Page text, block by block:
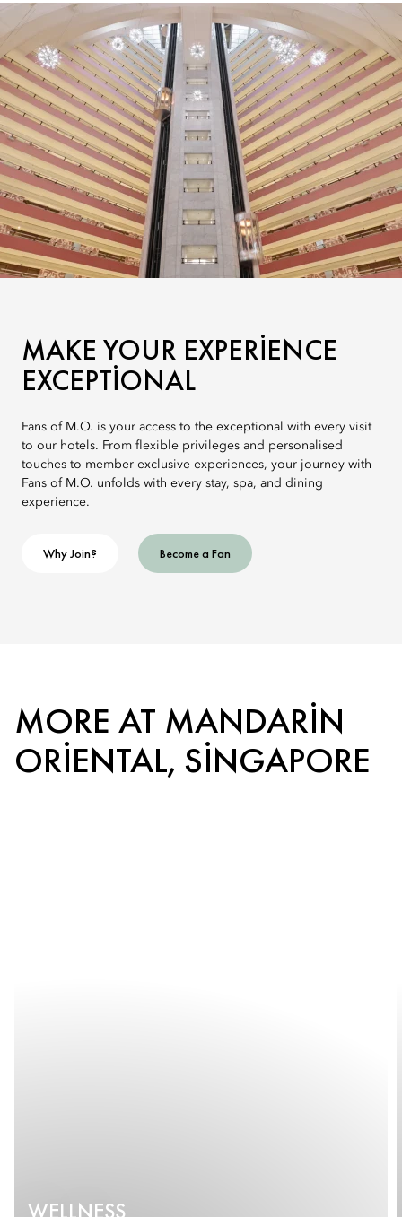
MAKE YOUR EXPERIENCE
EXCEPTIONAL
Fans of M.O. is your access to the exceptional with every visit
to our hotels. From flexible privileges and personalised
touches to member-exclusive experiences, your journey with
Fans of M.O. unfolds with every stay, spa, and dining
experience.
Why Join? Become a Fan
MORE AT MANDARIN
ORIENTAL, SINGAPORE
WELLNESS